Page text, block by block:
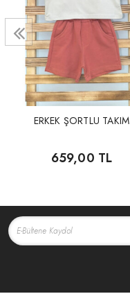
ERKEK ŞORTLU TAKIM
659,00 TL